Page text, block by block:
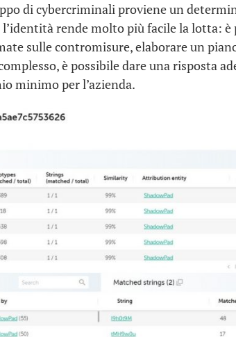
di cybercriminali proviene un
rende molto più facile la lotta: è
sulle contromisure, elaborare un
è possibile dare una risposta
minimo per l’azienda.